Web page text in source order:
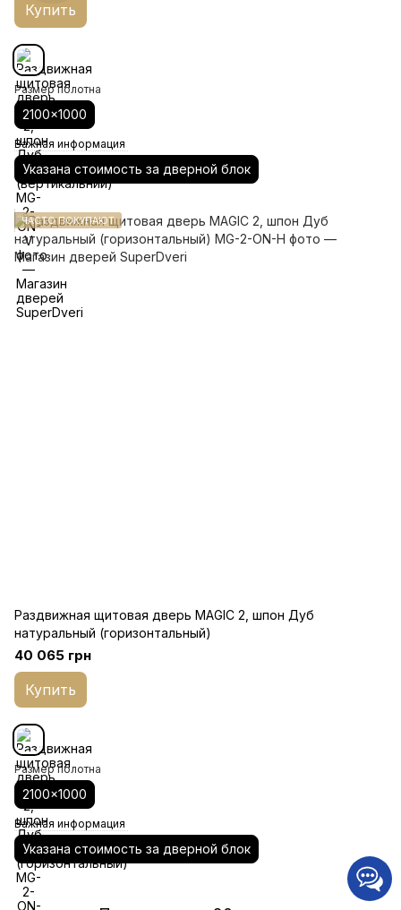
Купить
Размер полотна
2100x1000
Важная информация
Указана стоимость за дверной блок
ЧАСТО ПОКУПАЮТ
Раздвижная щитовая дверь MAGIC 2, шпон Дуб
натуральный (горизонтальный)
40 065 грн
Купить
Размер полотна
2100x1000
Важная информация
Указана стоимость за дверной блок